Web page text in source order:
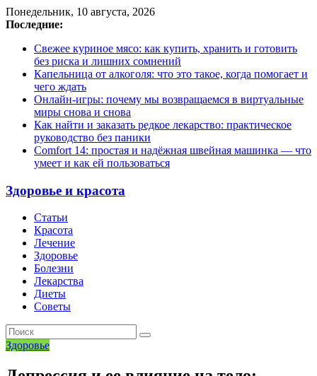
Понедельник, 10 августа, 2026
Последние:
Свежее куриное мясо: как купить, хранить и готовить
без риска и лишних сомнений
Капельница от алкоголя: что это такое, когда помогает и
чего ждать
Онлайн-игры: почему мы возвращаемся в виртуальные
миры снова и снова
Как найти и заказать редкое лекарство: практическое
руководство без паники
Comfort 14: простая и надёжная швейная машинка — что
умеет и как ей пользоваться
Здоровье и красота
Статьи
Красота
Лечение
Здоровье
Болезни
Лекарства
Диеты
Советы
Здоровье